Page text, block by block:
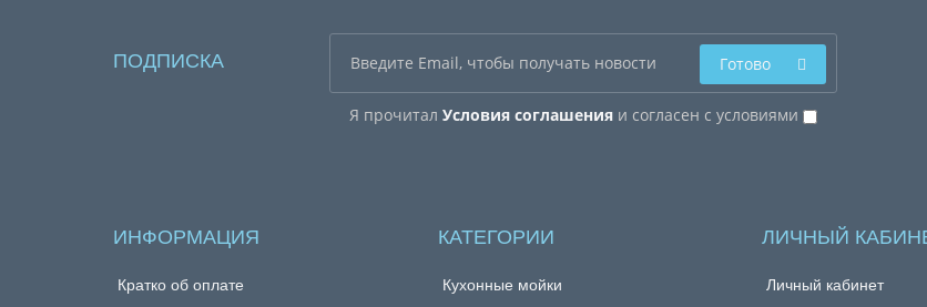
ПОДПИСКА
Я прочитал Условия соглашенияи согласен с условиями
Готово
ИНФОРМАЦИЯ
Кратко об оплате
КАТЕГОРИИ
Кухонные мойки
ЛИЧНЫЙ
Личный кабинет